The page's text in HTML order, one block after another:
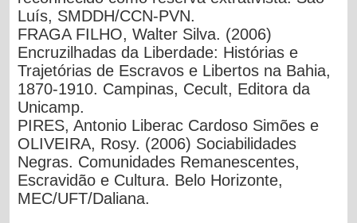
Luís, SMDDH/CCN-PVN.
FRAGA FILHO, Walter Silva. (2006)
Encruzilhadas da Liberdade: Histórias e
Trajetórias de Escravos e Libertos na Bahia,
1870-1910. Campinas, Cecult, Editora da
Unicamp.
PIRES, Antonio Liberac Cardoso Simões e
OLIVEIRA, Rosy. (2006) Sociabilidades
Negras. Comunidades Remanescentes,
Escravidão e Cultura. Belo Horizonte,
MEC/UFT/Daliana.